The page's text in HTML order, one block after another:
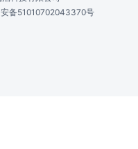
安备51010702043370号